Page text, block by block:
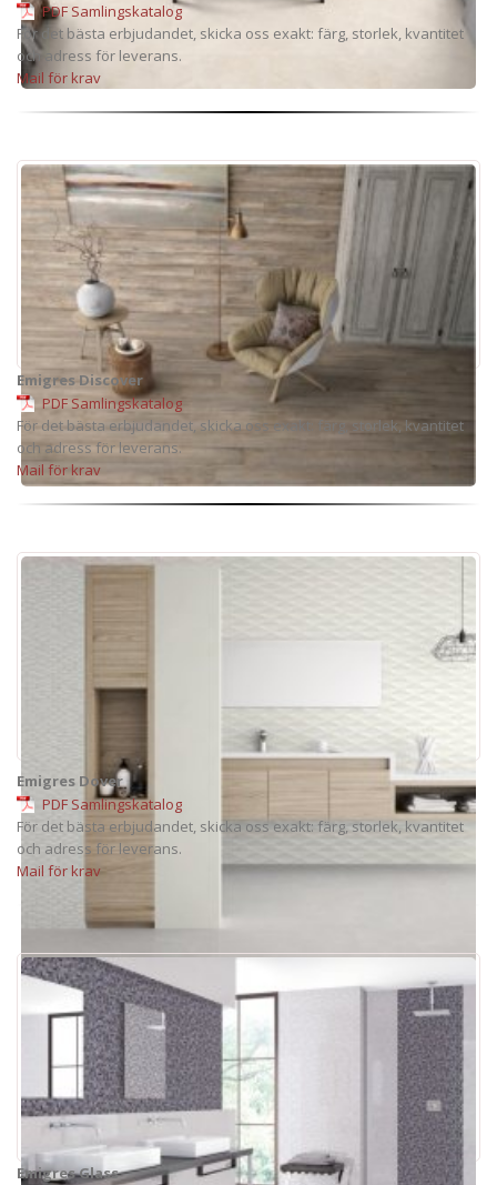
PDF Samlingskatalog
För det bästa erbjudandet, skicka oss exakt: färg, storlek, kvantitet
och adress för leverans.
Mail för krav
Emigres Discover
PDF Samlingskatalog
För det bästa erbjudandet, skicka oss exakt: färg, storlek, kvantitet
och adress för leverans.
Mail för krav
Emigres Dover
PDF Samlingskatalog
För det bästa erbjudandet, skicka oss exakt: färg, storlek, kvantitet
och adress för leverans.
Mail för krav
Emigres Glass